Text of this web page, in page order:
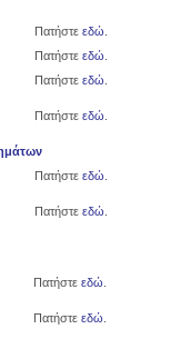
Πατήστε εδώ
Πατήστε εδώ
Πατήστε εδώ
Πατήστε εδώ
Πατήστε εδώ
Πατήστε εδώ
Πατήστε εδώ
Πατήστε εδώ